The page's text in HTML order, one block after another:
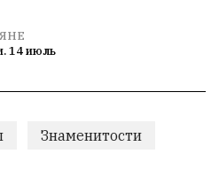
14 июль
Знаменитости